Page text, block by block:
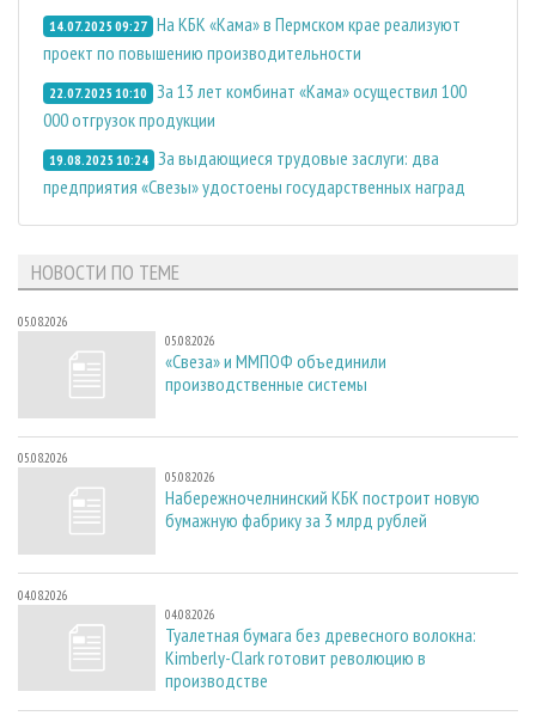
14.07.2025 09:27 На КБК «Кама» в Пермском крае реализуют
проект по повышению производительности
22.07.2025 10:10 За 13 лет комбинат «Кама» осуществил 100
000 отгрузок продукции
19.08.2025 10:24 За выдающиеся трудовые заслуги: два
предприятия «Свезы» удостоены государственных наград
НОВОСТИ ПО ТЕМЕ
05.08.2026
05.08.2026
«Свеза» и ММПОФ объединили
производственные системы
05.08.2026
05.08.2026
Набережночелнинский КБК построит новую
бумажную фабрику за 3 млрд рублей
04.08.2026
04.08.2026
Туалетная бумага без древесного волокна:
Kimberly-Clark готовит революцию в
производстве